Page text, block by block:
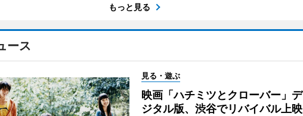
もっと見る
ース
見る・遊ぶ
映画「ハチミツとクローバー」デ
ジタル版、渋谷でリバイバル上映